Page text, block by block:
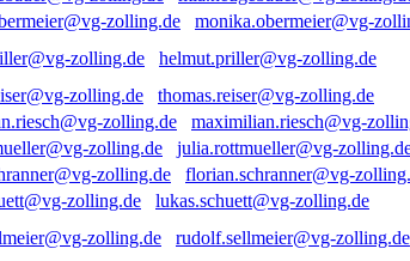
monika.obermeier@vg-
helmut.priller@vg-zolling.de
thomas.reiser@vg-zolling.de
maximilian.riesch@vg-
julia.rottmueller@vg-
florian.schranner@vg-
lukas.schuett@vg-zolling.de
rudolf.sellmeier@vg-zolling.de